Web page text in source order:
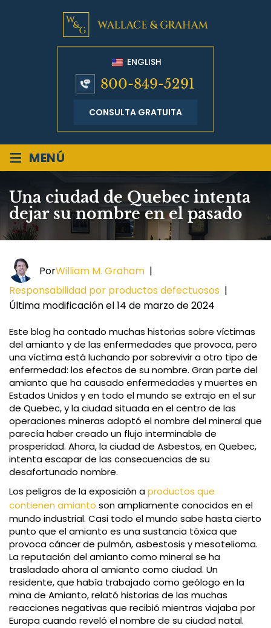
ENGLISH
800-849-5291
CONSULTA GRATUITA
≡ MENÚ
Una ciudad de Quebec intenta
dejar su nombre en el pasado
PorWilliam M. Graham |
Responsabilidad por productos defectuosos |
Última modificación el 14 de marzo de 2024
Este blog ha contado muchas historias sobre víctimas
del amianto y de las enfermedades que provoca, pero
una víctima está luchando por sobrevivir a otro tipo de
enfermedad: los efectos de su nombre. Gran parte del
amianto que ha causado enfermedades y muertes en
Estados Unidos y en todo el mundo se extrajo en el sur
de Quebec, y la ciudad situada en el centro de las
operaciones mineras adoptó el nombre del mineral que
parecía haber creado un flujo interminable de
prosperidad. Ahora, la ciudad de Asbestos, en Quebec,
intenta escapar de las consecuencias de su
desafortunado nombre.
Los peligros de la exposición aproductos que
contienen amianto son ampliamente conocidos en el
mundo industrial. Casi todo el mundo sabe hasta cierto
punto que el amianto es una sustancia tóxica que
provoca cáncer de pulmón, asbestosis y mesotelioma.
La reputación del amianto como mineral se ha
trasladado ahora al amianto como ciudad. Un
residente, que había trabajado como geólogo en la
mina de Amianto, relató historias de las muchas
reacciones negativas que recibió mientras viajaba por
Europa cuando reveló el nombre de su ciudad natal.